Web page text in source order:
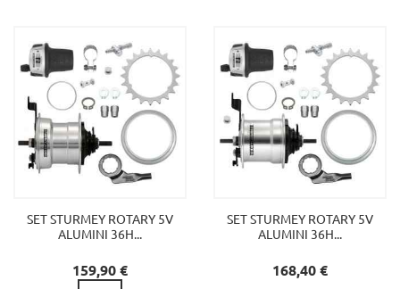
SET STURMEY ROTARY 5V
ALUMINI 36H...
Preu
159,90 €
SET STURMEY ROTARY 5V
ALUMINI 36H...
Preu
168,40 €